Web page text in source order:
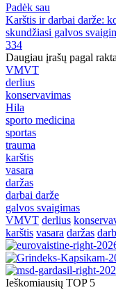
Padėk sau
Karštis ir darbai darže:
skundžiasi galvos
334
Daugiau įrašų pagal
VMVT
derlius
konservavimas
Hila
sporto medicina
sportas
trauma
karštis
vasara
daržas
darbai darže
galvos svaigimas
VMVT derlius
karštis vasara daržas
Ieškomiausių TOP 5